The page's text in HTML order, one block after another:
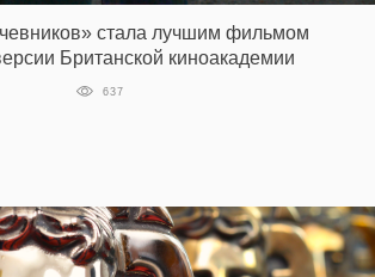
стала лучшим фильмом
Британской киноакадемии
637